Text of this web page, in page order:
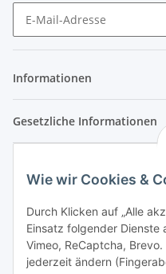
Wie wir Cookies &
Durch Klicken auf „Alle
Einsatz folgender Dienste
Vimeo, ReCaptcha,
jederzeit ändern
Informationen
Gesetzliche Informationen